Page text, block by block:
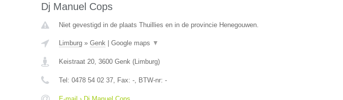
Dj Manuel Cops
Niet gevestigd in de plaats Thuillies en in de provincie Henegouwen.
Limburg» Genk| Google maps ▼
Keistraat 20, 3600 Genk(Limburg)
Tel: 0478 54 02 37, Fax: -, BTW-nr: -